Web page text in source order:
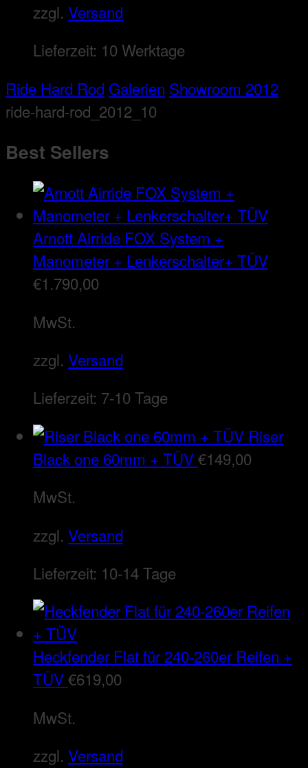
zzgl. Versand
Lieferzeit: 10 Werktage
Ride Hard Rod Galerien Showroom 2012
ride-hard-rod_2012_10
Best Sellers
Arnott Airride FOX System +
Manometer + Lenkerschalter+ TÜV
€1.790,00
MwSt.
zzgl. Versand
Lieferzeit: 7-10 Tage
Riser
Black one 60mm + TÜV€149,00
MwSt.
zzgl. Versand
Lieferzeit: 10-14 Tage
Heckfender Flat für 240-260er Reifen +
TÜV€619,00
MwSt.
zzgl. Versand